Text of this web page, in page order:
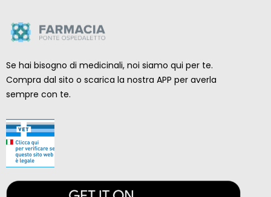
Se hai bisogno di medicinali, noi siamo qui per te.
Compra dal sito o scarica la nostra APP per averla
sempre con te.